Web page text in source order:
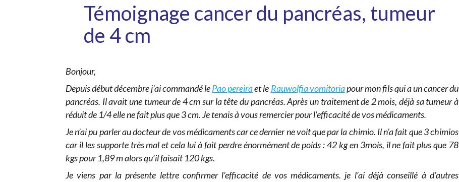
Témoignage cancer du pancréas, tumeur
de 4 cm
Bonjour,
Depuis début décembre j’ai commandé lePao pereiraet le Rauwolfia vomitoriapour mon fils qui a un cancer du
pancréas. Il avait une tumeur de 4 cm sur la tête du pancréas. Après un traitement de 2 mois, déjà sa tumeur à
réduit de 1/4 elle ne fait plus que 3 cm. Je tenais à vous remercier pour l’efficacité de vos médicaments.
Je n’ai pu parler au docteur de vos médicaments car ce dernier ne voit que par la chimio. Il n’a fait que 3 chimios
car il les supporte très mal et cela lui à fait perdre énormément de poids : 42 kg en 3mois, il ne fait plus que 78
kgs pour 1,89 m alors qu’il faisait 120 kgs.
Je viens par la présente lettre confirmer l’efficacité de vos médicaments. je l’ai déjà conseillé à d’autres